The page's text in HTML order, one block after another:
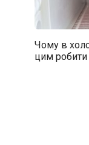
Чому в
цим робити